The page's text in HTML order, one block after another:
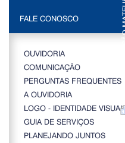
FALE CONOSCO
OUVIDORIA
COMUNICAÇÃO
PERGUNTAS FREQUENTES
A OUVIDORIA
LOGO - IDENTIDADE VISUAL
GUIA DE SERVIÇOS
PLANEJANDO JUNTOS